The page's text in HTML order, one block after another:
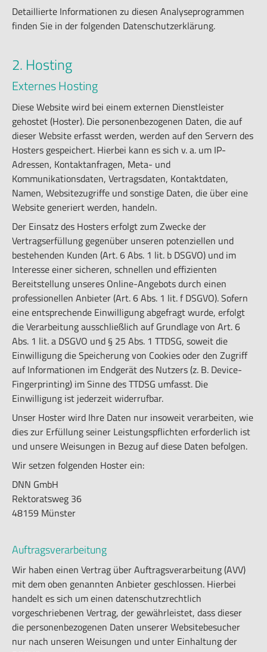
Detaillierte Informationen zu diesen Analyseprogrammen
finden Sie in der folgenden Datenschutzerklärung.
2. Hosting
Externes Hosting
Diese Website wird bei einem externen Dienstleister
gehostet (Hoster). Die personenbezogenen Daten, die auf
dieser Website erfasst werden, werden auf den Servern des
Hosters gespeichert. Hierbei kann es sich v. a. um IP-
Adressen, Kontaktanfragen, Meta- und
Kommunikationsdaten, Vertragsdaten, Kontaktdaten,
Namen, Websitezugriffe und sonstige Daten, die über eine
Website generiert werden, handeln.
Der Einsatz des Hosters erfolgt zum Zwecke der
Vertragserfüllung gegenüber unseren potenziellen und
bestehenden Kunden (Art. 6 Abs. 1 lit. b DSGVO) und im
Interesse einer sicheren, schnellen und effizienten
Bereitstellung unseres Online-Angebots durch einen
professionellen Anbieter (Art. 6 Abs. 1 lit. f DSGVO). Sofern
eine entsprechende Einwilligung abgefragt wurde, erfolgt
die Verarbeitung ausschließlich auf Grundlage von Art. 6
Abs. 1 lit. a DSGVO und § 25 Abs. 1 TTDSG, soweit die
Einwilligung die Speicherung von Cookies oder den Zugriff
auf Informationen im Endgerät des Nutzers (z. B. Device-
Fingerprinting) im Sinne des TTDSG umfasst. Die
Einwilligung ist jederzeit widerrufbar.
Unser Hoster wird Ihre Daten nur insoweit verarbeiten, wie
dies zur Erfüllung seiner Leistungspflichten erforderlich ist
und unsere Weisungen in Bezug auf diese Daten befolgen.
Wir setzen folgenden Hoster ein:
DNN GmbH
Rektoratsweg 36
48159 Münster
Auftragsverarbeitung
Wir haben einen Vertrag über Auftragsverarbeitung (AVV)
mit dem oben genannten Anbieter geschlossen. Hierbei
handelt es sich um einen datenschutzrechtlich
vorgeschriebenen Vertrag, der gewährleistet, dass dieser
die personenbezogenen Daten unserer Websitebesucher
nur nach unseren Weisungen und unter Einhaltung der